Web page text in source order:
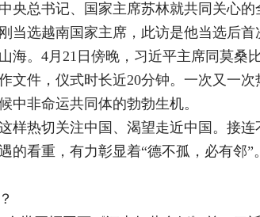
央总书记、国家主席苏林就共同关心
当选越南国家主席，此访是他当选后首
海。4月21日傍晚，习近平主席同莫桑
件，仪式时长近20分钟。一次又一
中非命运共同体的勃勃生机。
样热切关注中国、渴望走近中国。接
的看重，有力彰显着“德不孤，必有邻”。